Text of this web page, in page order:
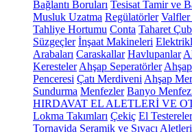
Bağlantı Boruları Tesisat Tamir ve
Musluk Uzatma Regülatörler Valfler
Tahliye Hortumu Conta Taharet
Süzgeçler İnşaat Makineleri
Arabaları Caraskallar Havlupanlar
Keresteler Ahşap Seperatörler
Penceresi Çatı Merdiveni Ahşap
Sundurma Menfezler Banyo
HIRDAVAT EL ALETLERİ VE
Lokma Takımları Çekiç El
Tornavida Seramik ve Sıvacı Aletleri